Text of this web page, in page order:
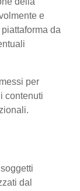
e
da
per
contenuti
dal